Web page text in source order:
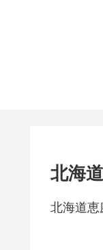
北海
北海道恵